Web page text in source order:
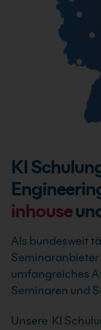
KI
inhouse
Als bundesweit
Seminaranbieter
umfangreiches
Seminaren und
Unsere KI